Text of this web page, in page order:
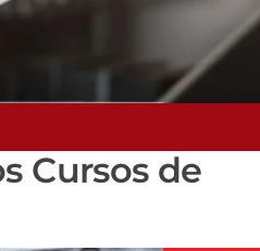
Cursos de